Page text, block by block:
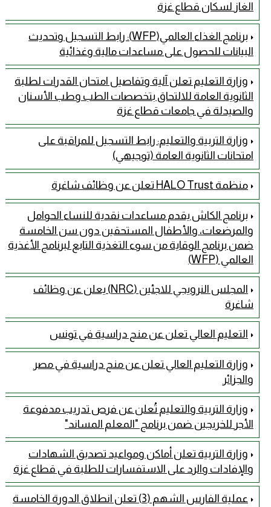
الغاز لسكان قطاع غزة
برنامج الغذاء العالمي(WFP): رابط التسجيل وتحديث
البيانات للحصول على مساعدات مالية وغذائية
وزارة التعليم تعلن آلية وتفاصيل امتحان القدرات لطلبة
الثانوية العامة للالتحاق بتخصصات الطب وطب الأسنان
والصيدلة في جامعات قطاع غزة
وزارة التربية والتعليم: رابط التسجيل للمراقبة على
امتحانات الثانوية العامة (توجيهي)
منظمة HALO Trust تعلن عن وظائف شاغرة
برنامج الكاش يقدم مساعدات نقدية للنساء الحوامل
والمرضعات، والأطفال المستحقين دون سن الخامسة
ضمن برنامج الوقاية من سوء التغذية التابع لبرنامج الأغذية
العالمي (WFP)
المجلس النرويجي للاجئين (NRC) يعلن عن وظائف
شاغرة
التعليم العالي تعلن عن منح دراسية في تونس
وزارة التعليم العالي تعلن عن منح دراسية في مصر
والجزائر
وزارة التربية والتعليم تُعلن عن فرص تدريب مدفوعة
الأجر للخريجين ضمن برنامج "المعلم المساند"
وزارة التربية تعلن أماكن ومواعيد تصديق الشهادات
والإفادات والرد على الاستفسارات للطلبة في قطاع غزة
عملية الفارس الشهم (3) تعلن انطلاق الدورة الخامسة